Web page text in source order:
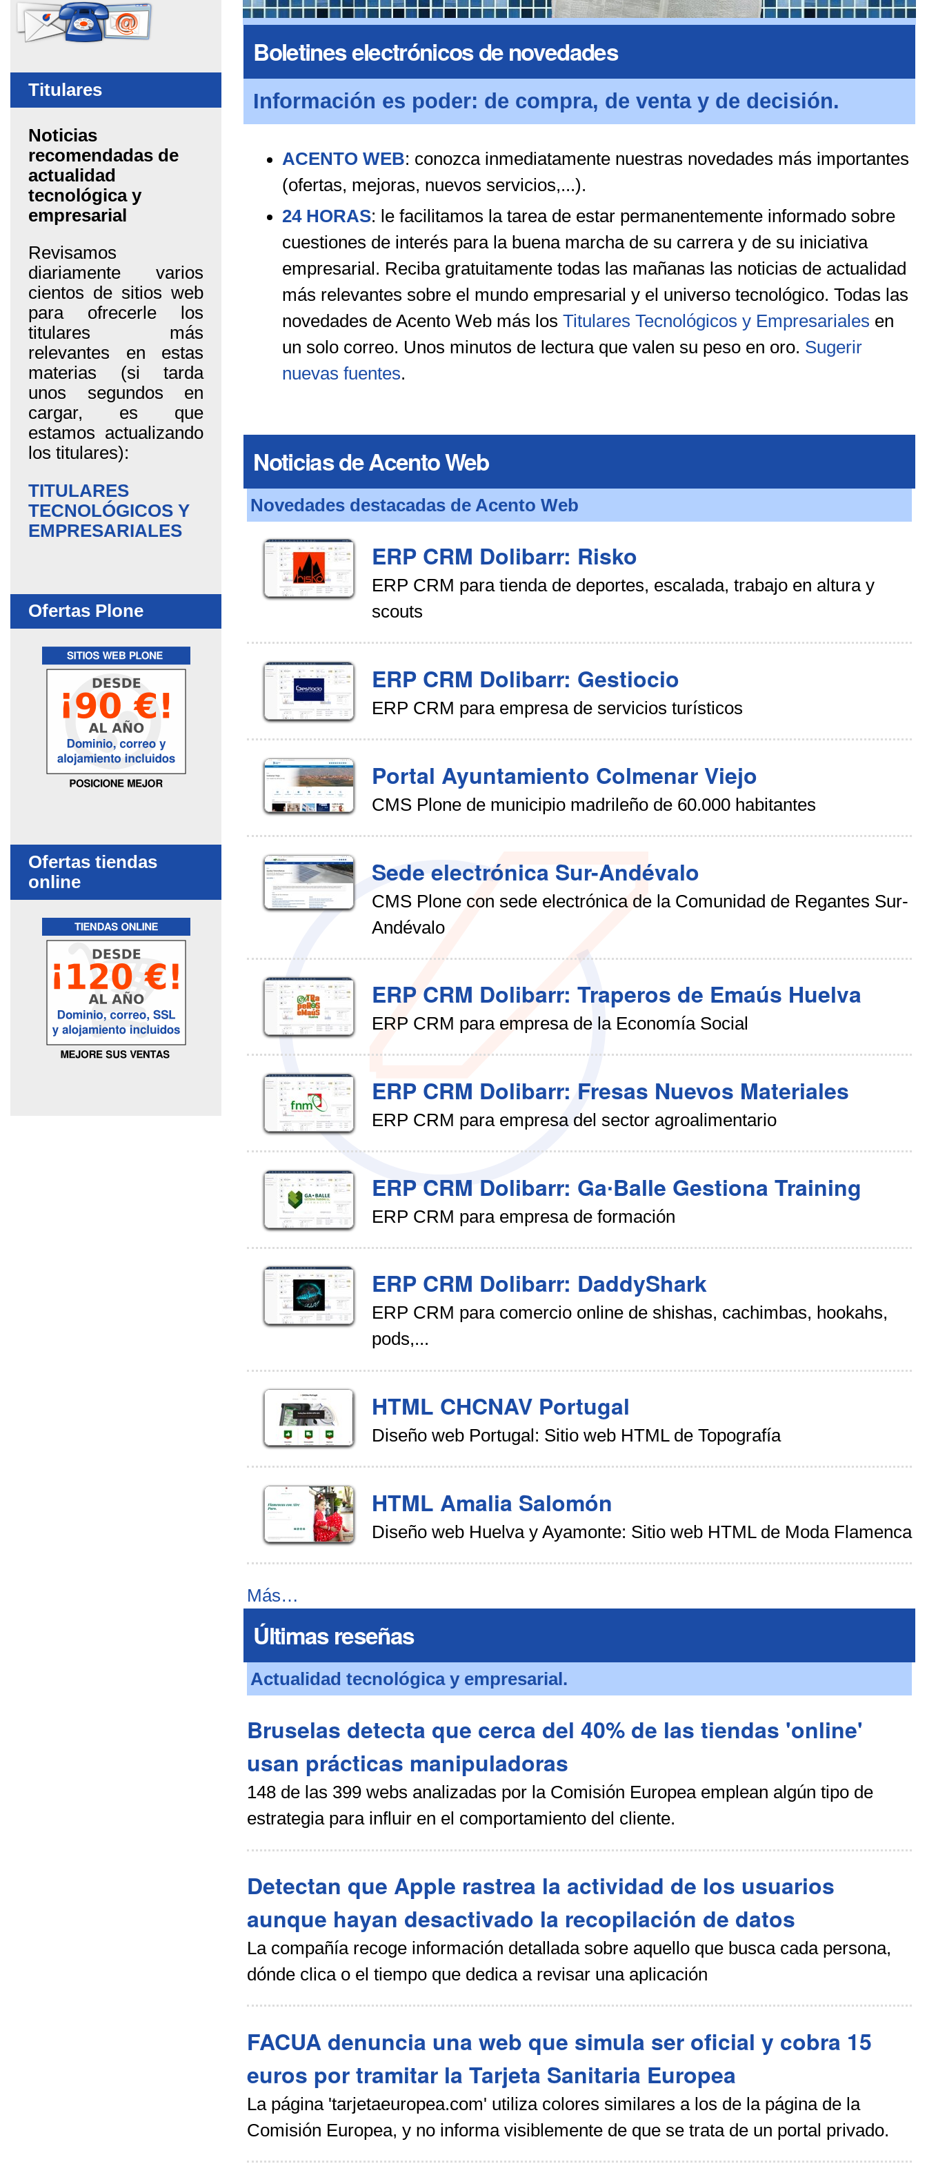
Boletines electrónicos de novedades
Información es poder: de compra, de venta y de decisión.
ACENTO WEB: conozca inmediatamente nuestras novedades más importantes
(ofertas, mejoras, nuevos servicios,...).
24 HORAS: le facilitamos la tarea de estar permanentemente informado sobre
cuestiones de interés para la buena marcha de su carrera y de su iniciativa
empresarial. Reciba gratuitamente todas las mañanas las noticias de actualidad
más relevantes sobre el mundo empresarial y el universo tecnológico. Todas las
novedades de Acento Web más los Titulares Tecnológicos y Empresariales en
un solo correo. Unos minutos de lectura que valen su peso en oro. Sugerir
nuevas fuentes.
Noticias de Acento Web
Novedades destacadas de Acento Web
ERP CRM Dolibarr: Risko
ERP CRM para tienda de deportes, escalada, trabajo en altura y
scouts
ERP CRM Dolibarr: Gestiocio
ERP CRM para empresa de servicios turísticos
Portal Ayuntamiento Colmenar Viejo
CMS Plone de municipio madrileño de 60.000 habitantes
Sede electrónica Sur-Andévalo
CMS Plone con sede electrónica de la Comunidad de Regantes Sur-
Andévalo
ERP CRM Dolibarr: Traperos de Emaús Huelva
ERP CRM para empresa de la Economía Social
ERP CRM Dolibarr: Fresas Nuevos Materiales
ERP CRM para empresa del sector agroalimentario
ERP CRM Dolibarr: Ga∙Balle Gestiona Training
ERP CRM para empresa de formación
ERP CRM Dolibarr: DaddyShark
ERP CRM para comercio online de shishas, cachimbas, hookahs,
pods,...
HTML CHCNAV Portugal
Diseño web Portugal: Sitio web HTML de Topografía
HTML Amalia Salomón
Diseño web Huelva y Ayamonte: Sitio web HTML de Moda Flamenca
Más…
Últimas reseñas
Actualidad tecnológica y empresarial.
Bruselas detecta que cerca del 40% de las tiendas 'online'
usan prácticas manipuladoras
148 de las 399 webs analizadas por la Comisión Europea emplean algún tipo de
estrategia para influir en el comportamiento del cliente.
Detectan que Apple rastrea la actividad de los usuarios
aunque hayan desactivado la recopilación de datos
La compañía recoge información detallada sobre aquello que busca cada persona,
dónde clica o el tiempo que dedica a revisar una aplicación
FACUA denuncia una web que simula ser oficial y cobra 15
euros por tramitar la Tarjeta Sanitaria Europea
La página 'tarjetaeuropea.com' utiliza colores similares a los de la página de la
Comisión Europea, y no informa visiblemente de que se trata de un portal privado.
Titulares
Noticias
recomendadas de
actualidad
tecnológica y
empresarial
Revisamos
diariamente varios
cientos de sitios web
para ofrecerle los
titulares más
relevantes en estas
materias (si tarda
unos segundos en
cargar, es que
estamos actualizando
los titulares):
TITULARES
TECNOLÓGICOS Y
EMPRESARIALES
Ofertas Plone
Ofertas tiendas
online